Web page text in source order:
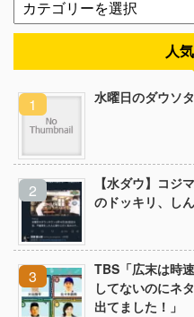
人
水曜日のダウソ
【水ダウ】コジ
のドッキリ、し
TBS「広末は時
してないのにネ
出てました！」